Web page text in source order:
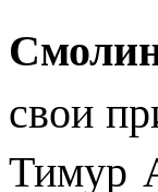
свои
Тимур